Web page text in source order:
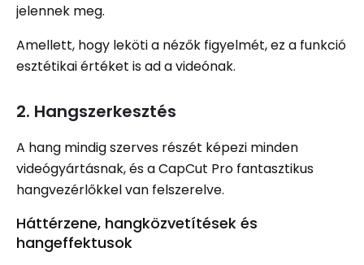
jelennek meg.
Amellett, hogy leköti a nézők figyelmét, ez a funkció
esztétikai értéket is ad a videónak.
2. Hangszerkesztés
A hang mindig szerves részét képezi minden
videógyártásnak, és a CapCut Pro fantasztikus
hangvezérlőkkel van felszerelve.
Háttérzene, hangközvetítések és
hangeffektusok